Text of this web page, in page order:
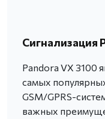
Сигнализация
Pandora VX 3100
самых
GSM/GPRS-
важных